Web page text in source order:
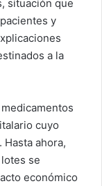
situación que
y
a la
cuyo
ahora,
se
económico